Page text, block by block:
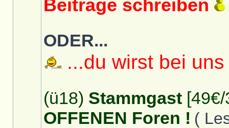
Beiträge schreiben
ODER...
...du wirst bei
(ü18) Stammgast
OFFENEN Foren ! (